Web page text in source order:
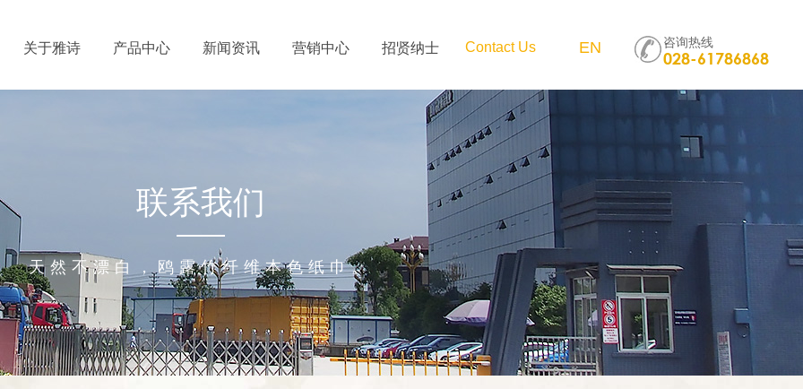
咨询热线
028-61786868
EN
关于雅诗 产品中心 新闻资讯 营销中心 招贤纳士 Contact Us
联系我们
天然不漂白，鸥露竹纤维本色纸巾。